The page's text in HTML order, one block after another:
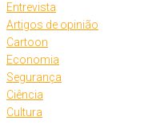
Entrevista
Artigos de opinião
Cartoon
Economia
Segurança
Ciência
Cultura